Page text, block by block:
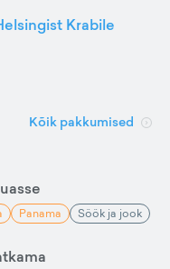
Krabile
Kõik pakkumised
Panama Söök ja jook